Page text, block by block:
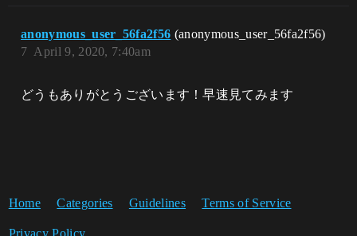
anonymous_user_56fa2f56 (anonymous_user_56fa2f56)
April 9, 2020, 7:40am
7
どうもありがとうございます！早速見てみます
Home Categories Guidelines Terms of Service
Privacy Policy